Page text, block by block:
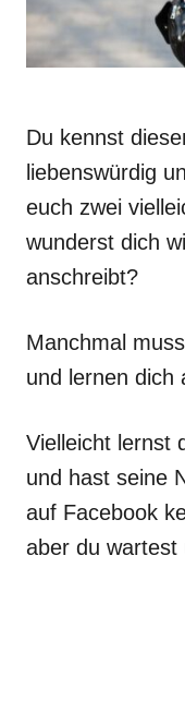
Du kennst
liebenswürdig
euch zwei
wunderst dich
anschreibt?
Manchmal
und lernen dich
Vielleicht lernst
und hast seine
auf Facebook
aber du wartest